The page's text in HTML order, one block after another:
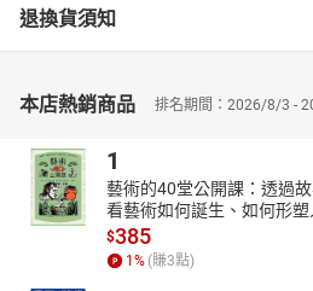
退換貨須知
本店熱銷商品 排名期間：2026/8/3 -
1
藝術的40堂公開課：透過
看藝術如何誕生、如何形塑
$385
1 % (賺3點)